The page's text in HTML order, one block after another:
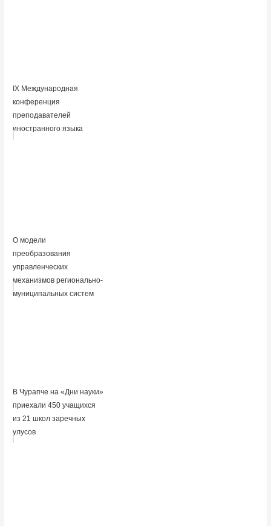
IX Международная
конференция
преподавателей
иностранного языка
О модели
преобразования
управленческих
механизмов регионально-
муниципальных систем
В Чурапче на «Дни науки»
приехали 450 учащихся
из 21 школ заречных
улусов